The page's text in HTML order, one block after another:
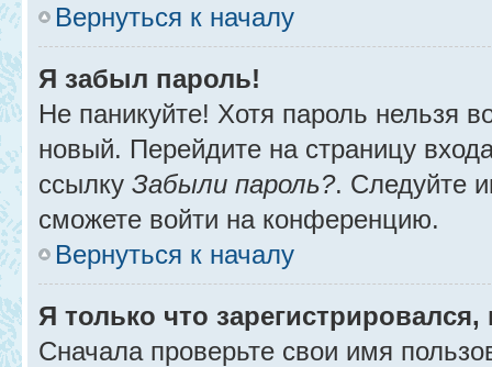
Вернуться к началу
Я забыл пароль!
Не паникуйте! Хотя пароль нельзя
новый. Перейдите на страницу
ссылку Забыли пароль?. Следуйте
сможете войти на конференцию.
Вернуться к началу
Я только что
Сначала проверьте свои имя